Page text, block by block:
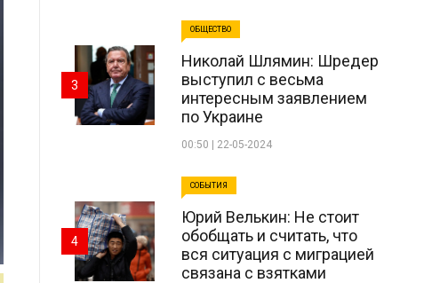
ОБЩЕСТВО
Николай Шлямин: Шредер
выступил с весьма
интересным заявлением
по Украине
00:50 | 22-05-2024
3
СОБЫТИЯ
Юрий Велькин: Не стоит
обобщать и считать, что
вся ситуация с миграцией
связана с взятками
4